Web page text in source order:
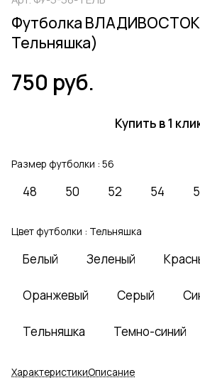
Футболка
Тельняшка)
750 руб.
Купить в 1
Размер футболки : 56
48 50 52 54
Цвет футболки : Тельняшка
Белый Зеленый
Оранжевый Серый
Тельняшка Темно-синий
ХарактеристикиОписание